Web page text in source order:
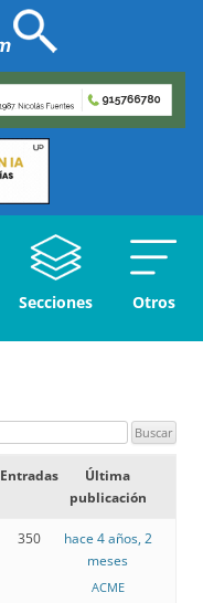
Secciones Otros
Entradas
Última
publicación
350
hace 4 años, 2
meses
ACME